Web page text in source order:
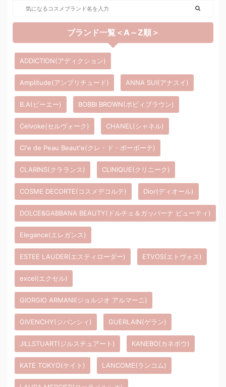
ブランド一覧＜A～Z順＞
ADDICTION(アディクション)
Amplitude(アンプリチュード) ANNA SUI(アナスイ)
B.A(ビーエー) BOBBI BROWN(ボビィブラウン)
Celvoke(セルヴォーク) CHANEL(シャネル)
Cl'e de Peau Beaut'e(クレ・ド・ポーボーテ)
CLARINS(クラランス) CLINIQUE(クリニーク)
COSME DECORTE(コスメデコルテ) Dior(ディオール)
DOLCE&GABBANA BEAUTY(ドルチェ＆ガッバーナ ビューティ)
Elegance(エレガンス)
ESTEE LAUDER(エスティローダー) ETVOS(エトヴォス)
excel(エクセル)
GIORGIO ARMANI(ジョルジオ アルマーニ)
GIVENCHY(ジバンシィ) GUERLAIN(ゲラン)
JILLSTUART(ジルスチュアート) KANEBO(カネボウ)
KATE TOKYO(ケイト) LANCOME(ランコム)